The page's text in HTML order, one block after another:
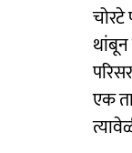
थांबून
एक